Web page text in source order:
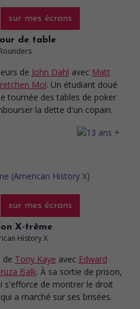
sur mes écrans
de table
de John Dahl avec Matt
Mol. Un étudiant doué
tournée des tables de poker
la dette d'un copain.
sur mes écrans
X-trême
History X
de Tony Kaye avec Edward
Balk. À sa sortie de prison,
s'efforce de montrer le droit
a marché sur ses brisées.